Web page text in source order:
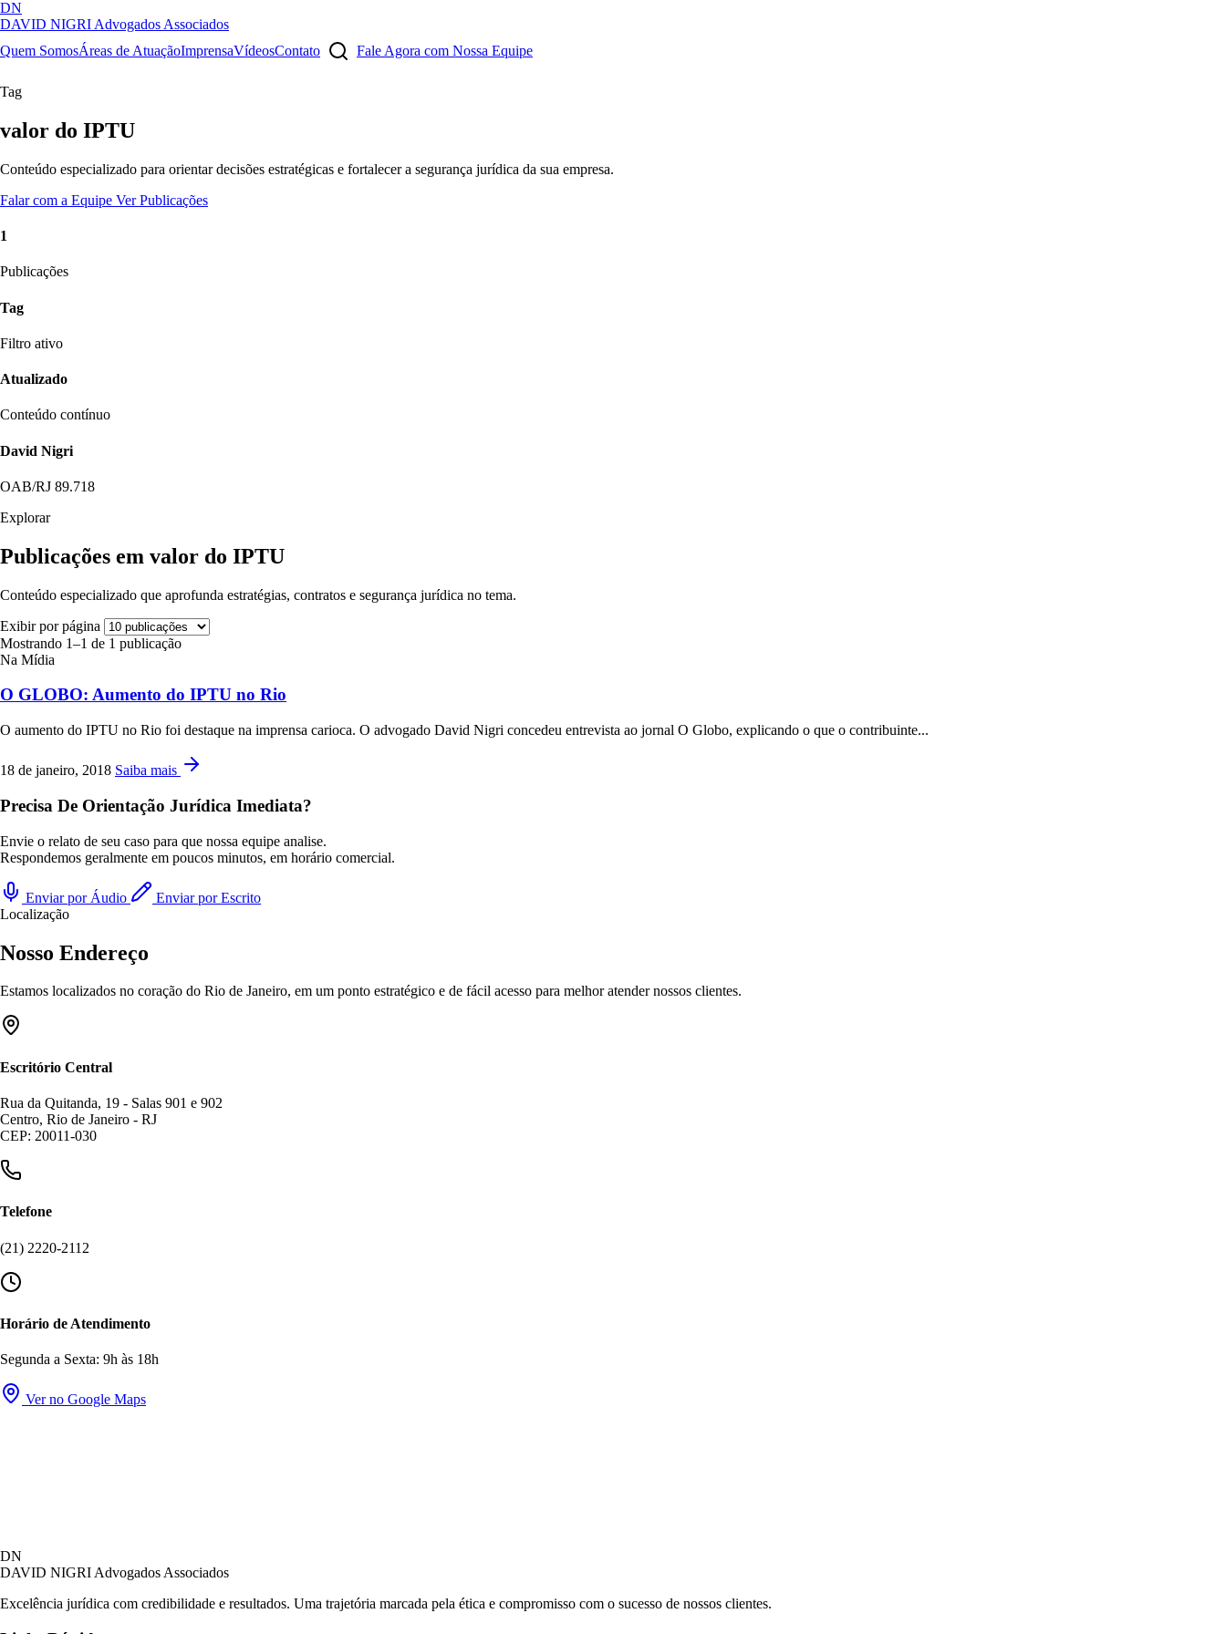
DN
DAVID NIGRI Advogados Associados
Quem SomosÁreas de AtuaçãoImprensaVídeosContato Fale Agora com Nossa Equipe
Artigos, sentenças, áreas de atuação, imprensa...
Tag
valor do IPTU
Conteúdo especializado para orientar decisões estratégicas e fortalecer a segurança jurídica da sua empresa.
Falar com a Equipe Ver Publicações
1
Publicações
Tag
Filtro ativo
Atualizado
Conteúdo contínuo
David Nigri
OAB/RJ 89.718
Explorar
Publicações em valor do IPTU
Conteúdo especializado que aprofunda estratégias, contratos e segurança jurídica no tema.
Exibir por página
Mostrando 1–1 de 1 publicação
Na Mídia
O GLOBO: Aumento do IPTU no Rio
O aumento do IPTU no Rio foi destaque na imprensa carioca. O advogado David Nigri concedeu entrevista ao jornal O Globo, explicando o que o contribuinte...
18 de janeiro, 2018 Saiba mais
Precisa De Orientação Jurídica Imediata?
Envie o relato de seu caso para que nossa equipe analise.
Respondemos geralmente em poucos minutos, em horário comercial.
Enviar por Áudio
Enviar por Escrito
Localização
Nosso Endereço
Estamos localizados no coração do Rio de Janeiro, em um ponto estratégico e de fácil acesso para melhor atender nossos clientes.
Escritório Central
Rua da Quitanda, 19 - Salas 901 e 902
Centro, Rio de Janeiro - RJ
CEP: 20011-030
Telefone
(21) 2220-2112
Horário de Atendimento
Segunda a Sexta: 9h às 18h
Ver no Google Maps
DN
DAVID NIGRI Advogados Associados
Excelência jurídica com credibilidade e resultados. Uma trajetória marcada pela ética e compromisso com o sucesso de nossos clientes.